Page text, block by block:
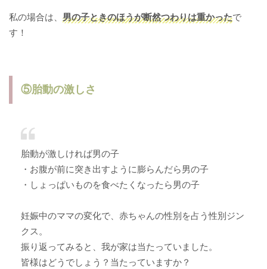
私の場合は、 男の子ときのほうが断然つわりは重かったで
す！
⑤胎動の激しさ
胎動が激しければ男の子
・お腹が前に突き出すように膨らんだら男の子
・しょっぱいものを食べたくなったら男の子
妊娠中のママの変化で、赤ちゃんの性別を占う性別ジン
クス。
振り返ってみると、我が家は当たっていました。
皆様はどうでしょう？当たっていますか？